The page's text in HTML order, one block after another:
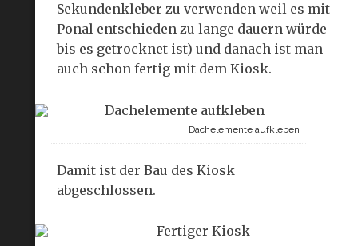
Sekundenkleber zu verwenden weil es mit
Ponal entschieden zu lange dauern würde
bis es getrocknet ist) und danach ist man
auch schon fertig mit dem Kiosk.
Dachelemente aufkleben
Damit ist der Bau des Kiosk
abgeschlossen.